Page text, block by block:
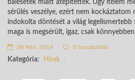
balesetek miatt átépítették. Úgy ítélem
sérülés veszélye, ezért nem kockáztatom
indokolta döntését a világ legelismertebb
maga is megsérült, igaz, csak
06 febr. 2014 0 hozzászólás
Kategória: Hírek